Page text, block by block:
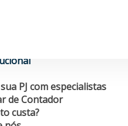
PJ com especialistas
de Contador
custa?